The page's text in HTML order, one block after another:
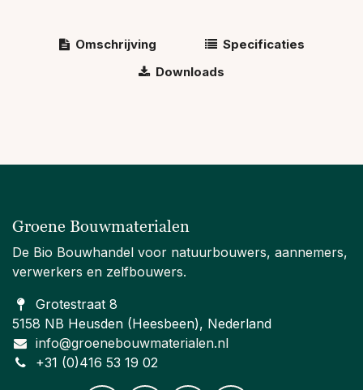
Omschrijving
Specificaties
Downloads
Groene Bouwmaterialen
De Bio Bouwhandel voor natuurbouwers, aannemers,
verwerkers en zelfbouwers.
Grotestraat 8
5158 NB Heusden (Heesbeen), Nederland
info@groenebouwmaterialen.nl
+31 (0)416 53 19 02